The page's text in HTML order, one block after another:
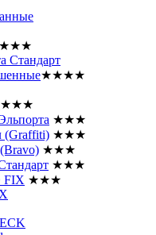
★★★
Стандарт
★★★★
★★★
★★★
(Graffiti) ★★★
★★★
★★★
FIX ★★★